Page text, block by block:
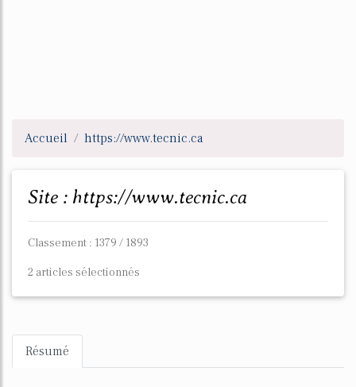
Accueil https://www.tecnic.ca
Site : https://www.tecnic.ca
Classement : 1379 / 1893
2 articles sélectionnés
Résumé